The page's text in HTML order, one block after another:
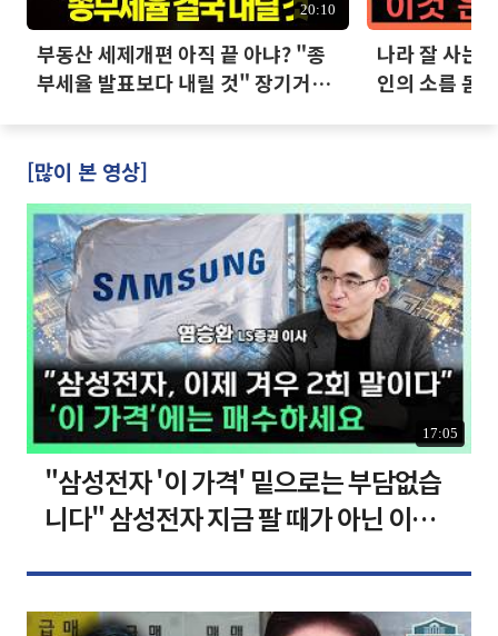
20:10
부동산 세제개편 아직 끝 아냐? "종
부세율 발표보다 내릴 것" 장기거주
나라 잘 사는
인의 소름 돋
[많이 본 영상]
17:05
"삼성전자 '이 가격' 밑으로는 부담없습
니다" 삼성전자 지금 팔 때가 아닌 이유